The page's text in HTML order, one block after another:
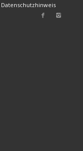
Datenschutzhinweis